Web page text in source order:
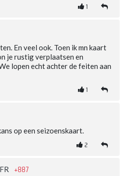
1
En veel ook. Toen ik mn kaart
je rustig verplaatsen en
lopen echt achter de feiten aan
1
op een seizoenskaart.
2
+887